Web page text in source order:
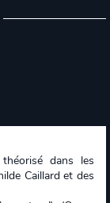
dans les
Caillard et des